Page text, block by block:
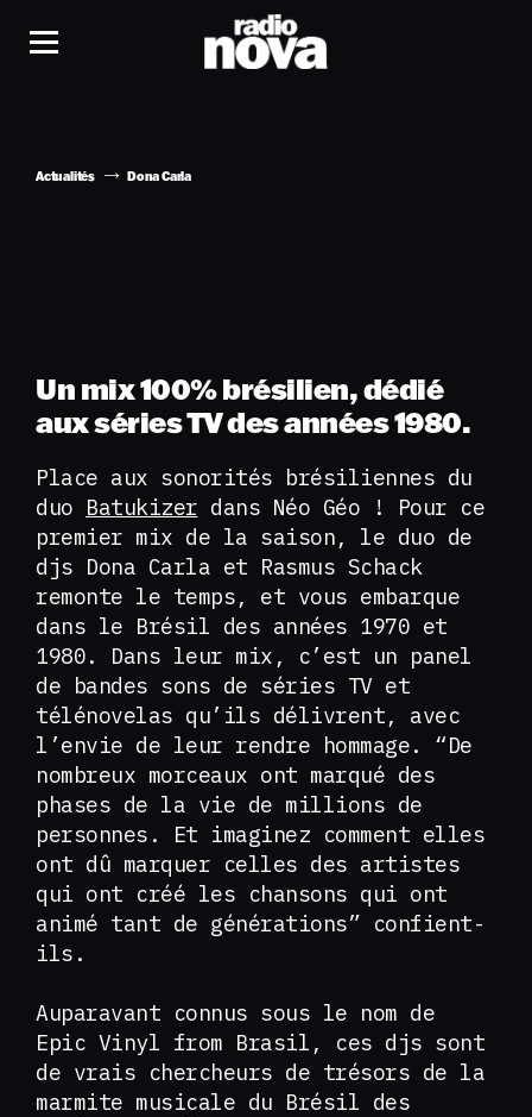
Actualités Dona Carla
Un mix 100% brésilien, dédié
aux séries TV des années 1980.
Place aux sonorités brésiliennes du
duo Batukizer dans Néo Géo ! Pour ce
premier mix de la saison, le duo de
djs Dona Carla et Rasmus Schack
remonte le temps, et vous embarque
dans le Brésil des années 1970 et
1980. Dans leur mix, c’est un panel
de bandes sons de séries TV et
télénovelas qu’ils délivrent, avec
l’envie de leur rendre hommage. “De
nombreux morceaux ont marqué des
phases de la vie de millions de
personnes. Et imaginez comment elles
ont dû marquer celles des artistes
qui ont créé les chansons qui ont
animé tant de générations” confient-
ils.
Auparavant connus sous le nom de
Epic Vinyl from Brasil, ces djs sont
de vrais chercheurs de trésors de la
marmite musicale du Brésil des